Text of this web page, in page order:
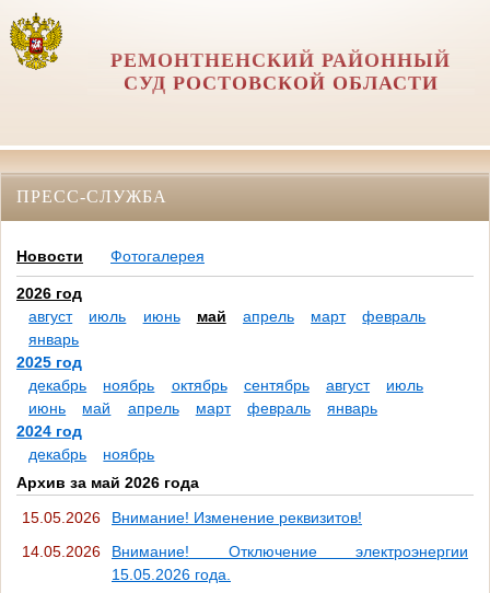
РЕМОНТНЕНСКИЙ РАЙОННЫЙ
СУД РОСТОВСКОЙ ОБЛАСТИ
ПРЕСС-СЛУЖБА
Новости Фотогалерея
2026 год
август
июль июнь май апрель март
февраль
январь
2025 год
декабрь
ноябрь октябрь сентябрь август
июль
июнь
май апрель март февраль
январь
2024 год
декабрь
ноябрь
Архив за май 2026 года
15.05.2026
Внимание! Изменение реквизитов!
14.05.2026
Внимание! Отключение электроэнергии
15.05.2026 года.